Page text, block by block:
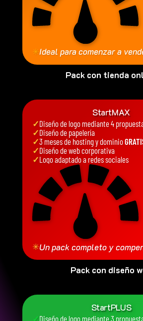
✳Ideal para comenzar a
Pack con tienda
StartMAX
✓Diseño de logo mediante 4
✓Diseño de papelería
✓3 meses de hosting y dominio
✓Diseño de web corporativa
✓Logo adaptado a redes sociales
✳Un pack completo y
Pack con diseño
StartPLUS
✓Diseño de logo mediante 3